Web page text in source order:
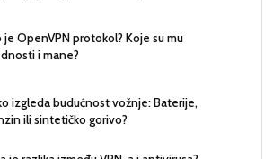
je OpenVPN protokol? Koje su mu
i mane?
izgleda budućnost vožnje: Baterije,
ili sintetičko gorivo?